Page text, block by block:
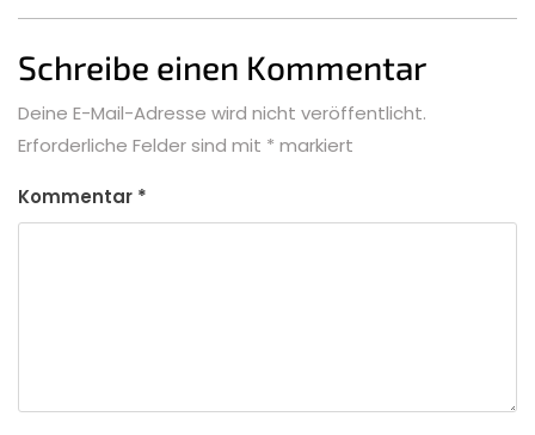
Schreibe einen Kommentar
Deine E-Mail-Adresse wird nicht veröffentlicht.
Erforderliche Felder sind mit * markiert
Kommentar *